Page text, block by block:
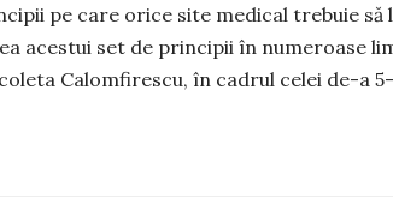
pe care orice site medical trebuie
acestui set de principii în numeroase
Calomfirescu, în cadrul celei de-a